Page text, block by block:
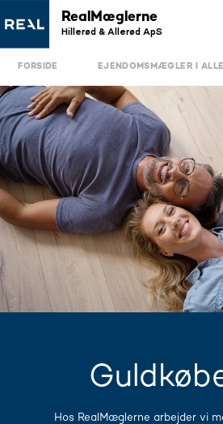
RealMæglerne
Hillerød & Allerød ApS
FORSIDE EJENDOMSMÆGLER I
Hos RealMæglerne arbejder vi